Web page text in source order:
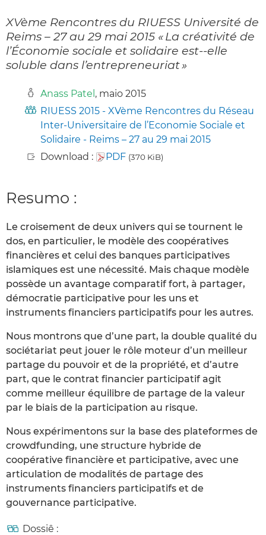
XVème Rencontres du RIUESS Université de
Reims – 27 au 29 mai 2015 « La créativité de
l’Économie sociale et solidaire est-­‐elle
soluble dans l’entrepreneuriat »
Anass Patel , maio 2015
RIUESS 2015 - XVème Rencontres du Réseau
Inter-Universitaire de l’Economie Sociale et
Solidaire - Reims – 27 au 29 mai 2015
Download :
PDF (370 KiB)
Resumo :
Le croisement de deux univers qui se tournent le
dos, en particulier, le modèle des coopératives
financières et celui des banques participatives
islamiques est une nécessité. Mais chaque modèle
possède un avantage comparatif fort, à partager,
démocratie participative pour les uns et
instruments financiers participatifs pour les autres.
Nous montrons que d’une part, la double qualité du
sociétariat peut jouer le rôle moteur d’un meilleur
partage du pouvoir et de la propriété, et d’autre
part, que le contrat financier participatif agit
comme meilleur équilibre de partage de la valeur
par le biais de la participation au risque.
Nous expérimentons sur la base des plateformes de
crowdfunding, une structure hybride de
coopérative financière et participative, avec une
articulation de modalités de partage des
instruments financiers participatifs et de
gouvernance participative.
Dossiê :